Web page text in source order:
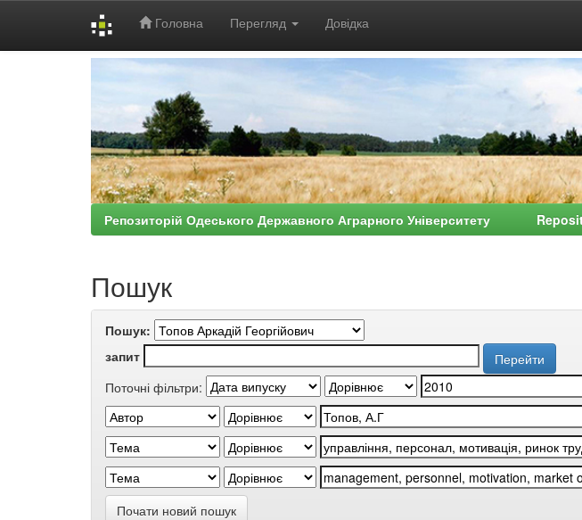
Головна Перегляд Довідка
Репозиторій Одеського Державного Аграрного Університету
Пошук
Пошук:
запит
Поточні фільтри:
Почати новий пошук